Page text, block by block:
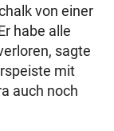
von einer
habe alle
sagte
mit
auch noch